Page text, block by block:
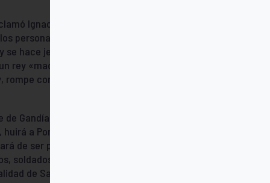
Ignacio de Loyola, cuando, al quedar
personajes más influyentes y
hace jesuita. Biznieto ilegítimo de un
rey «maquiavélico» –el astuto Fernando
con el mundo y entra en la
Gandía y ex virrey de Cataluña.
a Portugal, y en Roma será elegido
de ser para todos «el duque», el
soldados y santos. Esta novela retrata
de San Francisco de Borja desde la